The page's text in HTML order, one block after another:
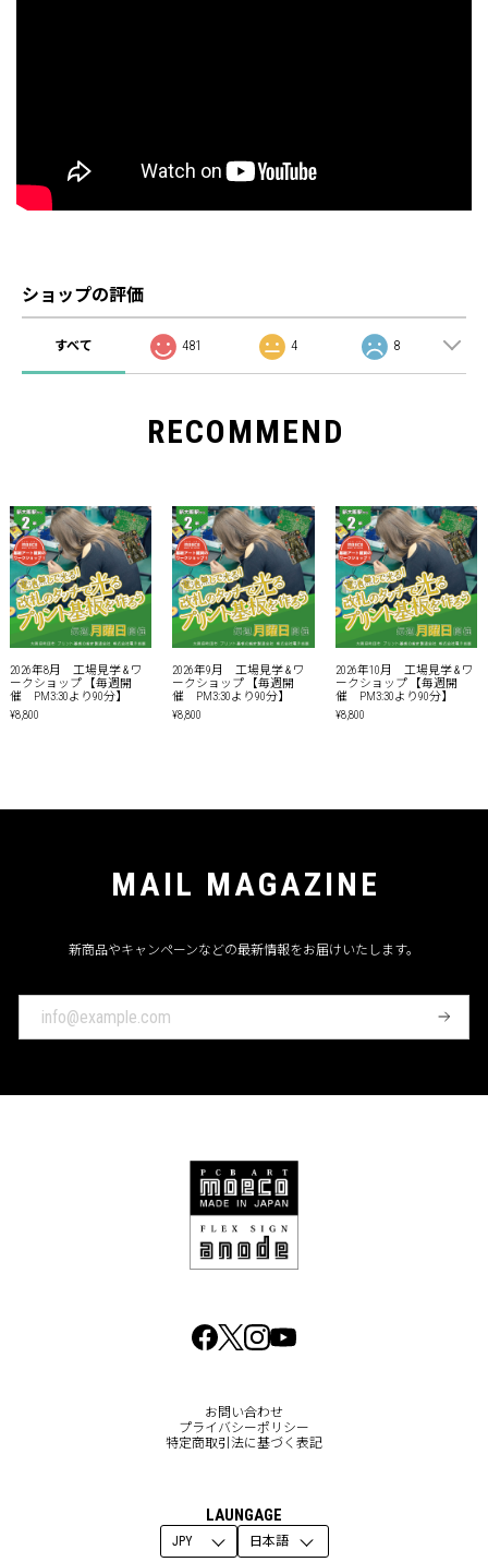
ショップの評価
すべて 481 4 8
RECOMMEND
2026年8月 工場見学 & ワ
ークショップ 【毎週開
催 PM3:30より90分】
¥8,800
2026年9月 工場見学 & ワ
ークショップ 【毎週開
催 PM3:30より90分】
¥8,800
2026年10月 工場見学 & ワ
ークショップ 【毎週開
催 PM3:30より90分】
¥8,800
MAIL MAGAZINE
新商品やキャンペーンなどの最新情報をお届けいたします。
登
お問い合わせ
プライバシーポリシー
特定商取引法に基づく表記
LAUNGAGE